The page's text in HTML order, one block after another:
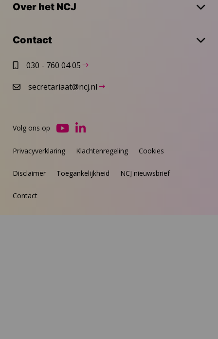
Over het NCJ
Contact
030 - 760 04 05
secretariaat@ncj.nl
Privacyverklaring Klachtenregeling Cookies
Disclaimer Toegankelijkheid NCJ nieuwsbrief
Contact
Volg ons op
Ga
YouTube
Ga
LinkedIn